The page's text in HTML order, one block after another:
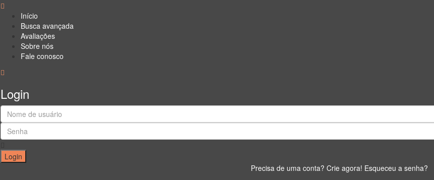
Início
Busca avançada
Avaliações
Sobre nós
Fale conosco
Login
Login
Precisa de uma conta? Crie agora! Esqueceu a senha?